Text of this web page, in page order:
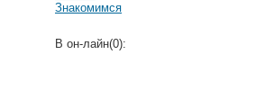
Знакомимся
В он-лайн(0):